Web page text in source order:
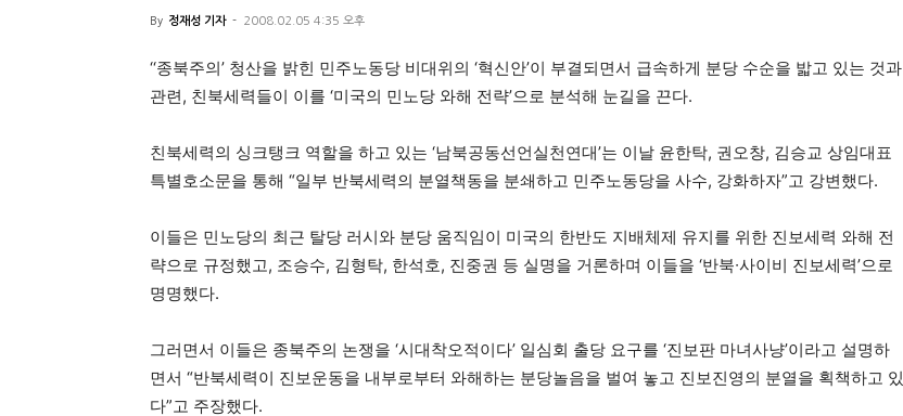
By 정재성 기자 - 2008.02.05 4:35 오후
‘‘종북주의’ 청산을 밝힌 민주노동당 비대위의 ‘혁신안’이 부결되면서 급속하게 분당 수순을 밟고 있는 것과
관련, 친북세력들이 이를 ‘미국의 민노당 와해 전략’으로 분석해 눈길을 끈다.
친북세력의 싱크탱크 역할을 하고 있는 ‘남북공동선언실천연대’는 이날 윤한탁, 권오창, 김승교 상임대표
특별호소문을 통해 “일부 반북세력의 분열책동을 분쇄하고 민주노동당을 사수, 강화하자”고 강변했다.
이들은 민노당의 최근 탈당 러시와 분당 움직임이 미국의 한반도 지배체제 유지를 위한 진보세력 와해 전
략으로 규정했고, 조승수, 김형탁, 한석호, 진중권 등 실명을 거론하며 이들을 ‘반북∙사이비 진보세력’으로
명명했다.
그러면서 이들은 종북주의 논쟁을 ‘시대착오적이다’ 일심회 출당 요구를 ‘진보판 마녀사냥’이라고 설명하
면서 “반북세력이 진보운동을 내부로부터 와해하는 분당놀음을 벌여 놓고 진보진영의 분열을 획책하고 있
다”고 주장했다.